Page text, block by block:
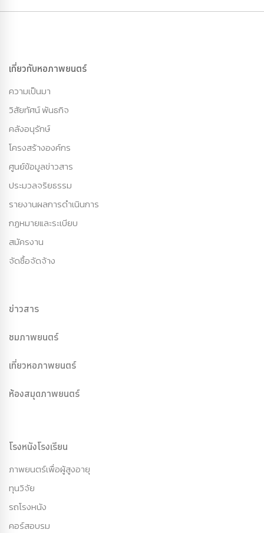
เกี่ยวกับหอภาพยนตร์
ความเป็นมา
วิสัยทัศน์ พันธกิจ
คลังอนุรักษ์
โครงสร้างองค์กร
ศูนย์ข้อมูลข่าวสาร
ประมวลจริยธรรม
รายงานผลการดำเนินการ
กฏหมายและระเบียบ
สมัครงาน
จัดซื้อจัดจ้าง
ข่าวสาร
ชมภาพยนตร์
เที่ยวหอภาพยนตร์
ห้องสมุดภาพยนตร์
โรงหนังโรงเรียน
ภาพยนตร์เพื่อผู้สูงอายุ
ทุนวิจัย
รถโรงหนัง
คอร์สอบรม